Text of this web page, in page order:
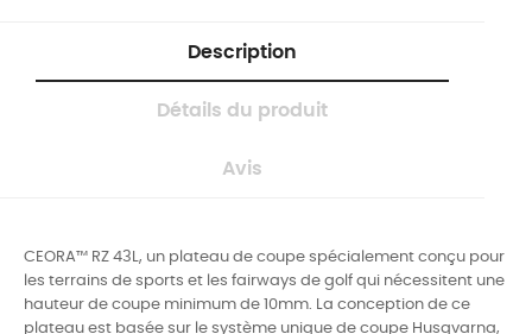
Description
Détails du produit
Avis
CEORA™ RZ 43L, un plateau de coupe spécialement conçu pour
les terrains de sports et les fairways de golf qui nécessitent une
hauteur de coupe minimum de 10mm. La conception de ce
plateau est basée sur le système unique de coupe Husqvarna,